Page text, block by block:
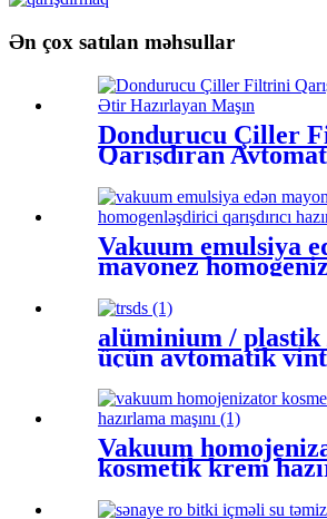
Ən çox satılan məhsullar
Dondurucu Çiller
Qarışdıran
Hazırlayan Maşın
Vakuum emulsiya
mayonez
qarışdırıcı
alüminium / plastik
üçün avtomatik
maşını
Vakuum
kosmetik krem